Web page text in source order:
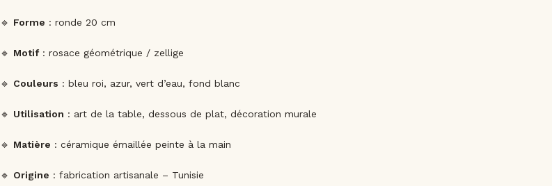
🔹 Forme : ronde 20 cm
🔹 Motif: rosace géométrique / zellige
🔹 Couleurs : bleu roi, azur, vert d’eau, fond blanc
🔹 Utilisation : art de la table, dessous de plat, décoration murale
🔹 Matière : céramique émaillée peinte à la main
🔹 Origine : fabrication artisanale – Tunisie